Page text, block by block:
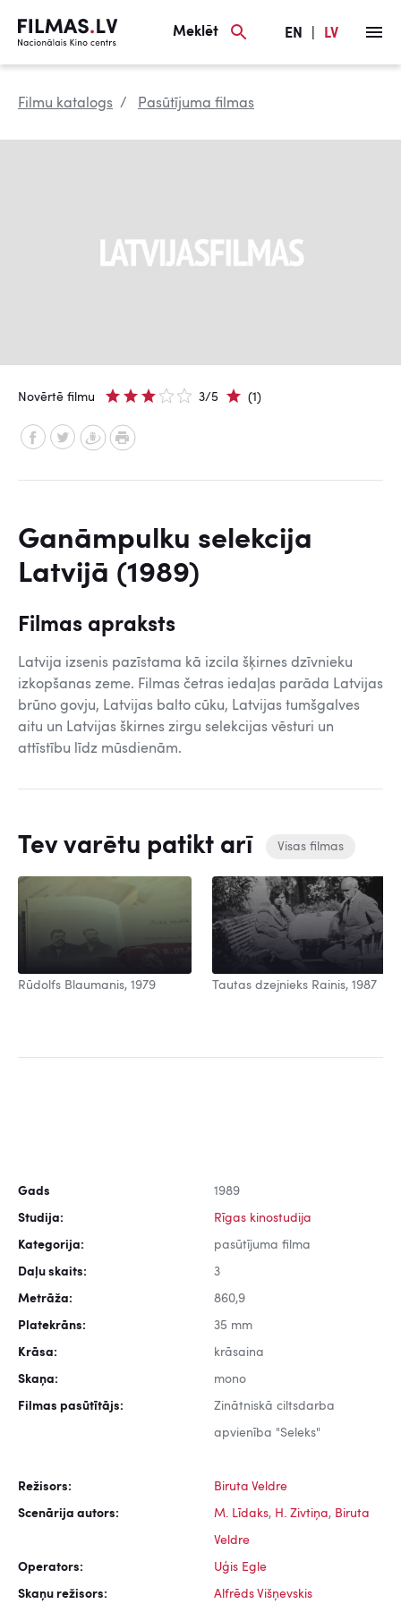
Meklēt EN LV
Filmu katalogs Pasūtījuma filmas
Novērtē filmu 3/5 (1)
Ganāmpulku selekcija
Latvijā (1989)
Filmas apraksts
Latvija izsenis pazīstama kā izcila šķirnes dzīvnieku
izkopšanas zeme. Filmas četras iedaļas parāda Latvijas
brūno govju, Latvijas balto cūku, Latvijas tumšgalves
aitu un Latvijas škirnes zirgu selekcijas vēsturi un
attīstību līdz mūsdienām.
Tev varētu patikt arī Visas filmas
Rūdolfs Blaumanis, 1979 Tautas dzejnieks Rainis, 1987
Gads 1989
Studija: Rīgas kinostudija
Kategorija: pasūtījuma filma
Daļu skaits: 3
Metrāža: 860,9
Platekrāns: 35 mm
Krāsa: krāsaina
Skaņa: mono
Filmas pasūtītājs: Zinātniskā ciltsdarba
apvienība "Seleks"
Režisors: Biruta Veldre
Scenārija autors: M. Līdaks, H. Zivtiņa, Biruta
Veldre
Operators: Uģis Egle
Skaņu režisors: Alfrēds Višņevskis